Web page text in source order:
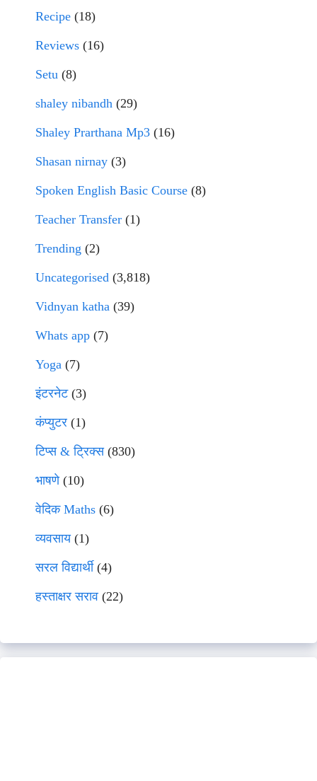
Recipe (18)
Reviews (16)
Setu (8)
shaley nibandh (29)
Shaley Prarthana Mp3 (16)
Shasan nirnay (3)
Spoken English Basic Course (8)
Teacher Transfer (1)
Trending (2)
Uncategorised (3,818)
Vidnyan katha (39)
Whats app (7)
Yoga (7)
इंटरनेट(3)
कंप्युटर (1)
टिप्स & ट्रिक्स(830)
भाषणे(10)
वेदिक Maths (6)
व्यवसाय(1)
सरल विद्यार्थी(4)
हस्ताक्षर सराव (22)